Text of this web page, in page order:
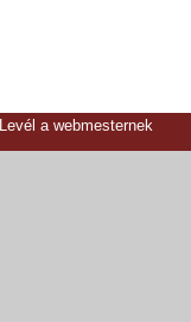
Levél a webmesternek